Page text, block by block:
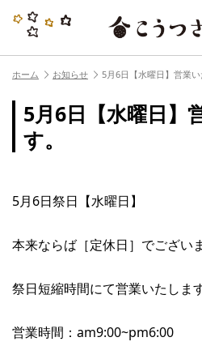
ホーム お知らせ 5月6日【水曜日】営業い
5月6日【水曜日】
す。
5月6日祭日【水曜日】
本来ならば［定休日］でござい
祭日短縮時間にて営業いたしま
営業時間：am9:00~pm6:00